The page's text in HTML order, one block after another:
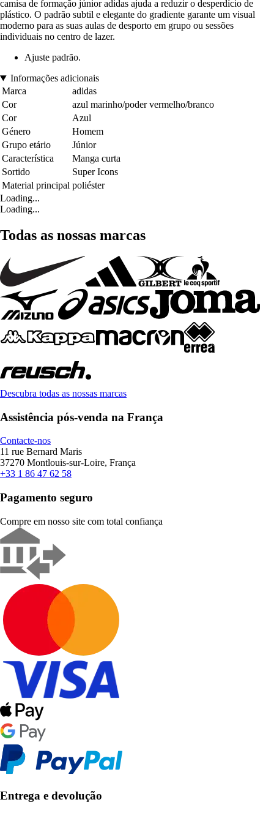
camisa de formação júnior adidas ajuda a reduzir o desperdício de
plástico. O padrão subtil e elegante do gradiente garante um visual
moderno para as suas aulas de desporto em grupo ou sessões
individuais no centro de lazer.
Ajuste padrão.
Informações adicionais
Marca
adidas
Cor
azul marinho/poder vermelho/branco
Cor
Azul
Género
Homem
Grupo etário
Júnior
Característica
Manga curta
Sortido
Super Icons
Material principal poliéster
Loading...
Loading...
Todas as nossas marcas
Descubra todas as nossas marcas
Assistência pós-venda na França
Contacte-nos
11 rue Bernard Maris
37270 Montlouis-sur-Loire, França
+33 1 86 47 62 58
Pagamento seguro
Compre em nosso site com total confiança
Entrega e devolução